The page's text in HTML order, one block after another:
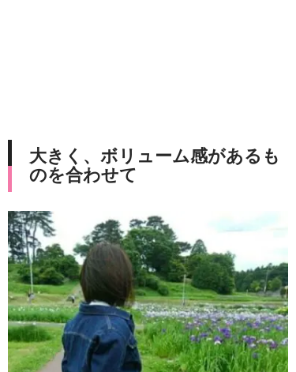
大きく、ボリューム感があるも
のを合わせて